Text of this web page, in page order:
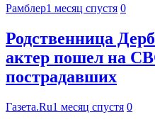
Рамблер1 месяц спустя 0
Родственница
актер пошел на
пострадавших
Газета.Ru1 месяц спустя 0